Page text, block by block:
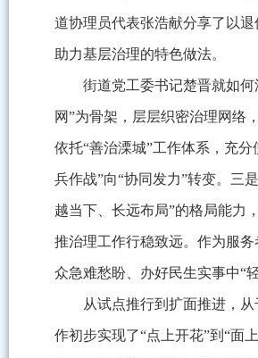
道协理员代表张浩献分享了以
助力基层治理的特色做法。
街道党工委书记楚晋就如
网”为骨架，层层织密治理网络
依托“善治溧城”工作体系，充
兵作战”向“协同发力”转变。 三
越当下、长远布局”的格局能力
推治理工作行稳致远。作为服
众急难愁盼、办好民生实事中“
从试点推行到扩面推进，
作初步实现了“点上开花”到“面